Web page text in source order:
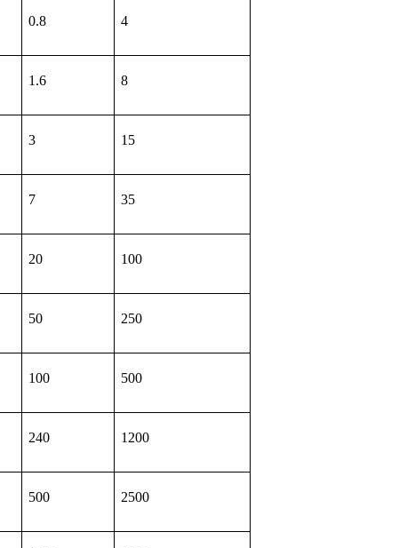
0.8 4
1.6 8
3 15
7 35
20 100
50 250
100 500
240 1200
500 2500